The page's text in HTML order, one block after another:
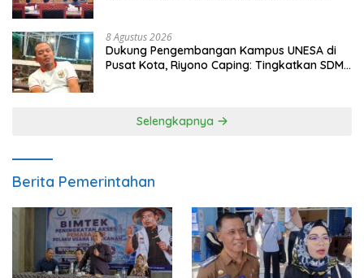
8 Agustus 2026
Dukung Pengembangan Kampus UNESA di
Pusat Kota, Riyono Caping: Tingkatkan SDM
Selengkapnya
Berita Pemerintahan